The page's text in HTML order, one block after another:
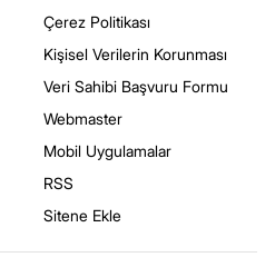
Çerez Politikası
Kişisel Verilerin Korunması
Veri Sahibi Başvuru Formu
Webmaster
Mobil Uygulamalar
RSS
Sitene Ekle